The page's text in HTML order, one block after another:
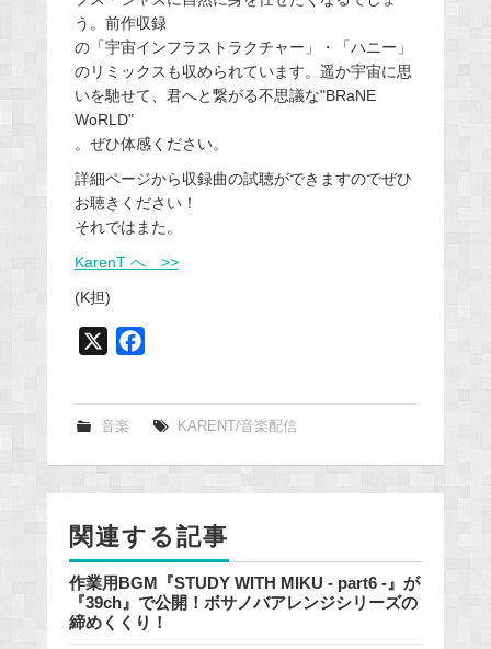
う。前作収録
の「宇宙インフラストラクチャー」・「ハニー」
のリミックスも収められています。遥か宇宙に思
いを馳せて、君へと繋がる不思議な"BRaNE
WoRLD"
。ぜひ体感ください。
詳細ページから収録曲の試聴ができますのでぜひ
お聴きください！
それではまた。
KarenT へ >>
(K担)
e
k
音楽 KARENT/音楽配信
関連する記事
作業用BGM『STUDY WITH MIKU - part6 -』が
『39ch』で公開！ボサノバアレンジシリーズの
締めくくり！